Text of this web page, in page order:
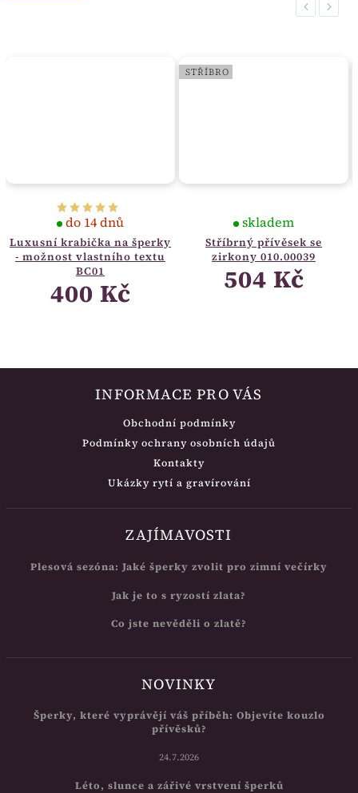
Previous
Luxusní krabička na šperky
- možnost vlastního textu
BC01
do 14 dnů
400 Kč
STŘÍBRO
Stříbrný přívěsek se
zirkony 010.00039
skladem
504 Kč
Next
INFORMACE PRO VÁS
Obchodní podmínky
Podmínky ochrany osobních údajů
Kontakty
Ukázky rytí a gravírování
ZAJÍMAVOSTI
Plesová sezóna: Jaké šperky zvolit pro zimní večírky
Jak je to s ryzostí zlata?
Co jste nevěděli o zlatě?
NOVINKY
Šperky, které vyprávějí váš příběh: Objevíte kouzlo
přívěsků?
24.7.2026
Léto, slunce a zářivé vrstvení šperků